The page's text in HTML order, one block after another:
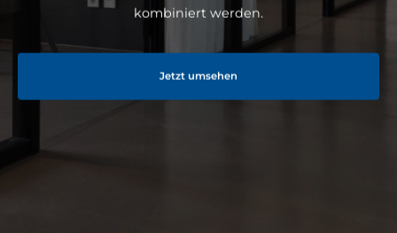
kombiniert werden.
Jetzt umsehen